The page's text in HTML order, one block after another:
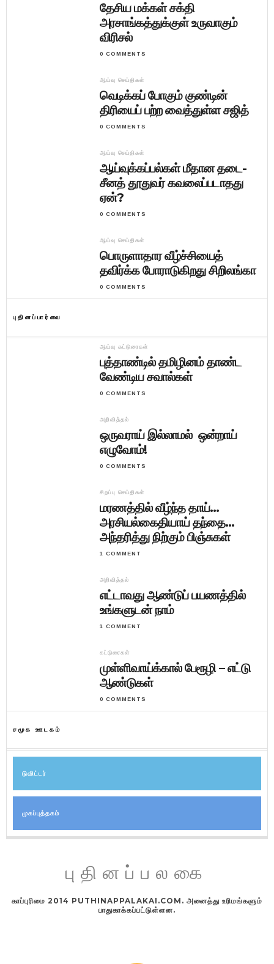
தேசிய மக்கள் சக்தி
அரசாங்கத்துக்குள் உருவாகும்
விரிசல்
0 COMMENTS
ஆய்வு செய்திகள்
வெடிக்கப் போகும் குண்டின்
திரியைப் பற்ற வைத்துள்ள சஜித்
0 COMMENTS
ஆய்வு செய்திகள்
ஆய்வுக்கப்பல்கள் மீதான தடை-
சீனத் தூதுவர் கவலைப்படாதது
ஏன்?
0 COMMENTS
ஆய்வு செய்திகள்
பொருளாதார வீழ்ச்சியைத்
தவிர்க்க போராடுகிறது சிறிலங்கா
0 COMMENTS
புதினப்பார்வை
ஆய்வு கட்டுரைகள்
புத்தாண்டில் தமிழினம் தாண்ட
வேண்டிய சவால்கள்
0 COMMENTS
அறிவித்தல்
ஒருவராய் இல்லாமல் ஒன்றாய்
எழுவோம்!
0 COMMENTS
சிறப்பு செய்திகள்
மரணத்தில் வீழ்ந்த தாய்…
அரசியல்கைதியாய் தந்தை…
அந்தரித்து நிற்கும் பிஞ்சுகள்
1 COMMENT
அறிவித்தல்
எட்டாவது ஆண்டுப் பயணத்தில்
உங்களுடன் நாம்
1 COMMENT
கட்டுரைகள்
முள்ளிவாய்க்கால் பேரூழி – எட்டு
ஆண்டுகள்
0 COMMENTS
சமூக ஊடகம்
டுவிட்டர்
முகப்புத்தகம்
புதினப்பலகை
காப்புரிமை 2014 PUTHINAPPALAKAI.COM. அனைத்து உரிமங்களும்
பாதுகாக்கப்பட்டுள்ளன.